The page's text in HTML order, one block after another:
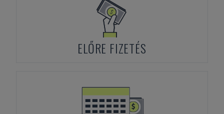
ELŐRE FIZETÉS